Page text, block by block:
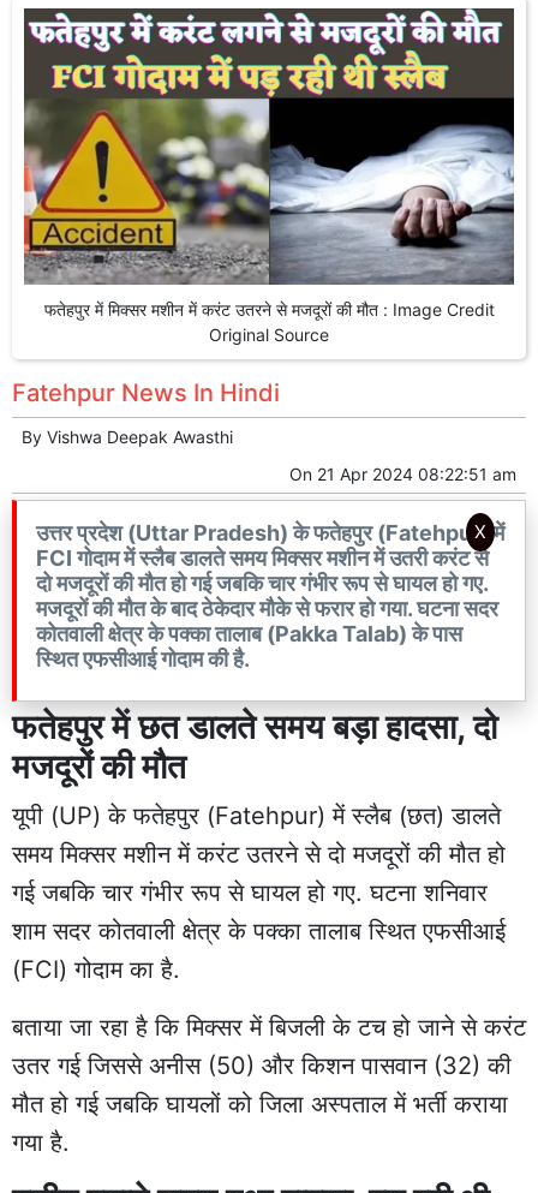
फतेहपुर में मिक्सर मशीन में करंट उतरने से मजदूरों की मौत : Image Credit
Original Source
Fatehpur News In Hindi
By Vishwa Deepak Awasthi
On 21 Apr 2024 08:22:51 am
उत्तर प्रदेश (Uttar Pradesh) के फतेहपुर (Fatehpur) में
FCI गोदाम में स्लैब डालते समय मिक्सर मशीन में उतरी करंट से
दो मजदूरों की मौत हो गई जबकि चार गंभीर रूप से घायल हो गए.
मजदूरों की मौत के बाद ठेकेदार मौके से फरार हो गया. घटना सदर
कोतवाली क्षेत्र के पक्का तालाब (Pakka Talab) के पास
स्थित एफसीआई गोदाम की है.
फतेहपुर में छत डालते समय बड़ा हादसा, दो
मजदूरों की मौत
यूपी (UP) के फतेहपुर (Fatehpur) में स्लैब (छत) डालते
समय मिक्सर मशीन में करंट उतरने से दो मजदूरों की मौत हो
गई जबकि चार गंभीर रूप से घायल हो गए. घटना शनिवार
शाम सदर कोतवाली क्षेत्र के पक्का तालाब स्थित एफसीआई
(FCI) गोदाम का है.
बताया जा रहा है कि मिक्सर में बिजली के टच हो जाने से करंट
उतर गई जिससे अनीस (50) और किशन पासवान (32) की
मौत हो गई जबकि घायलों को जिला अस्पताल में भर्ती कराया
गया है.
X